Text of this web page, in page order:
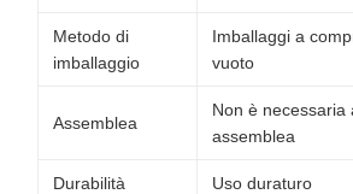
Metodo di
imballaggio
Imballaggi a
vuoto
Assemblea
Non è necessaria
assemblea
Durabilità Uso duraturo